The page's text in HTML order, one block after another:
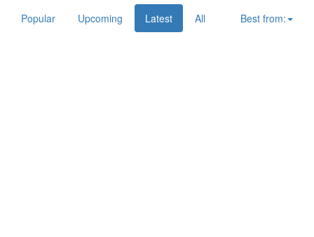
Popular Upcoming Latest All Best from: